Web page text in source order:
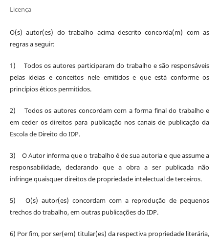
Licença
O(s) autor(es) do trabalho acima descrito concorda(m) com as
regras a seguir:
1) Todos os autores participaram do trabalho e são responsáveis
pelas ideias e conceitos nele emitidos e que está conforme os
princípios éticos permitidos.
2) Todos os autores concordam com a forma final do trabalho e
em ceder os direitos para publicação nos canais de publicação da
Escola de Direito do IDP.
3) O Autor informa que o trabalho é de sua autoria e que assume a
responsabilidade, declarando que a obra a ser publicada não
infringe quaisquer direitos de propriedade intelectual de terceiros.
5) O(s) autor(es) concordam com a reprodução de pequenos
trechos do trabalho, em outras publicações do IDP.
6) Por fim, por ser(em) titular(es) da respectiva propriedade literária,